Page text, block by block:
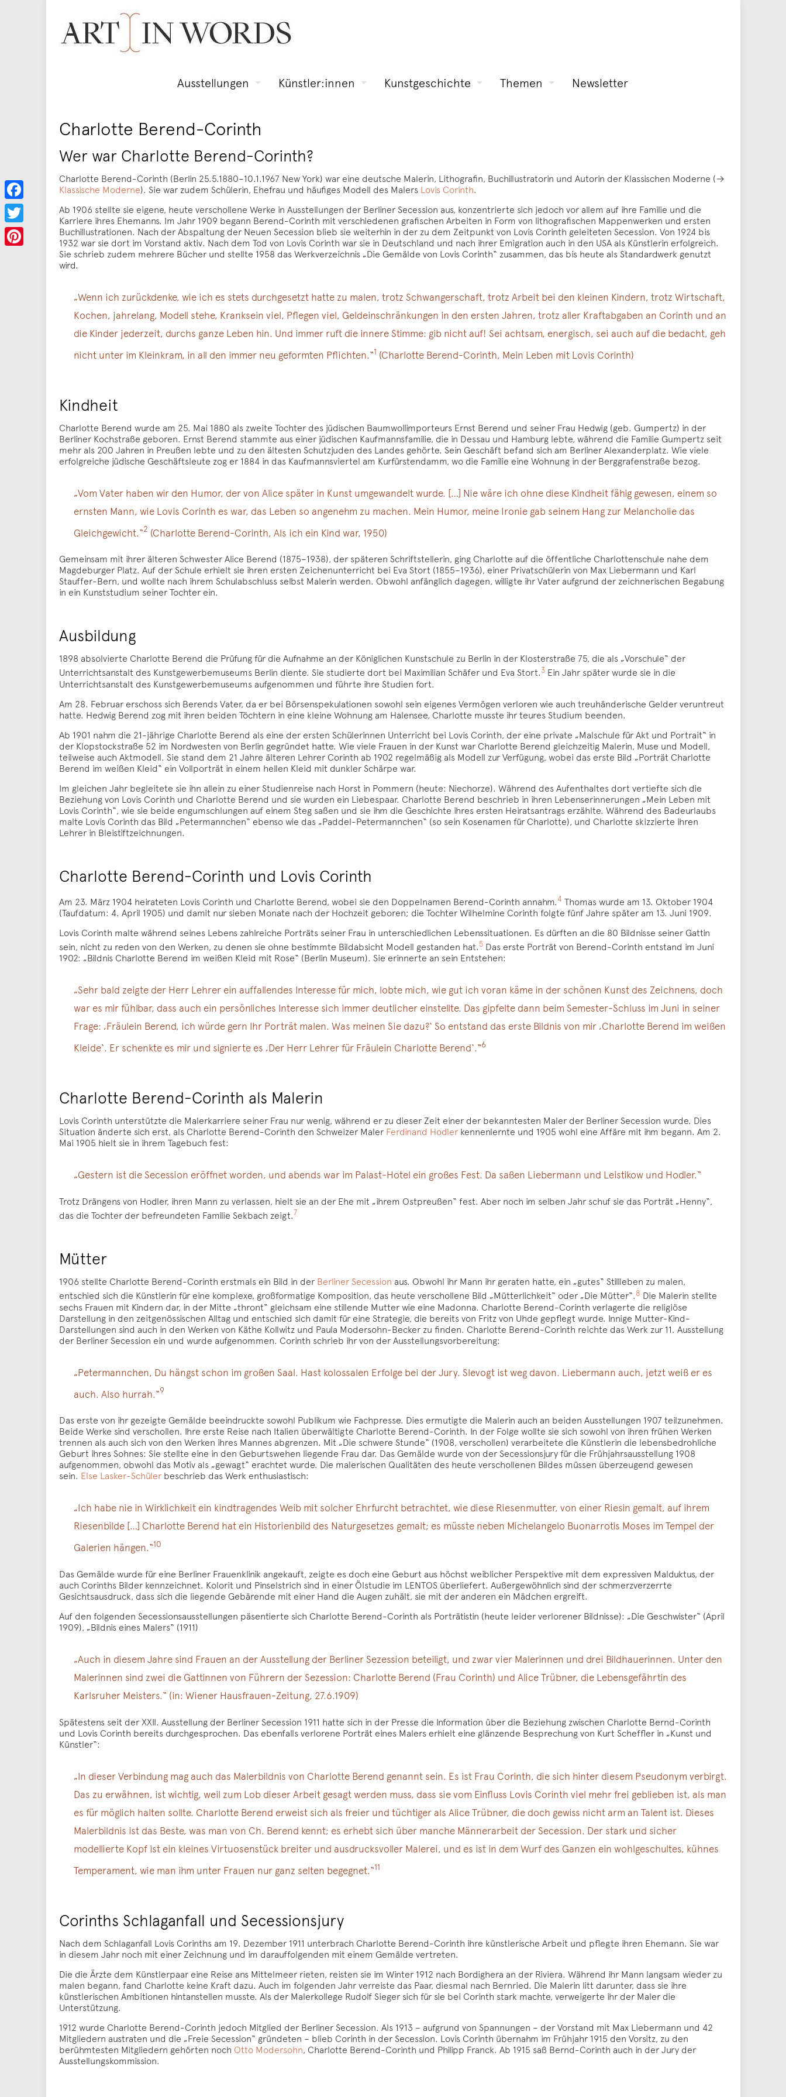
Ausstellungen Künstler:innen Kunstgeschichte Themen Newsletter
Charlotte Berend-Corinth
Wer war Charlotte Berend-Corinth?
Charlotte Berend-Corinth (Berlin 25.5.1880–10.1.1967 New York) war eine deutsche Malerin, Lithografin, Buchillustratorin und Autorin der Klassischen Moderne (→
Klassische Moderne). Sie war zudem Schülerin, Ehefrau und häufiges Modell des Malers Lovis Corinth.
Ab 1906 stellte sie eigene, heute verschollene Werke in Ausstellungen der Berliner Secession aus, konzentrierte sich jedoch vor allem auf ihre Familie und die
Karriere ihres Ehemanns. Im Jahr 1909 begann Berend-Corinth mit verschiedenen grafischen Arbeiten in Form von lithografischen Mappenwerken und ersten
Buchillustrationen. Nach der Abspaltung der Neuen Secession blieb sie weiterhin in der zu dem Zeitpunkt von Lovis Corinth geleiteten Secession. Von 1924 bis
1932 war sie dort im Vorstand aktiv. Nach dem Tod von Lovis Corinth war sie in Deutschland und nach ihrer Emigration auch in den USA als Künstlerin erfolgreich.
Sie schrieb zudem mehrere Bücher und stellte 1958 das Werkverzeichnis „Die Gemälde von Lovis Corinth“ zusammen, das bis heute als Standardwerk genutzt
wird.
„Wenn ich zurückdenke, wie ich es stets durchgesetzt hatte zu malen, trotz Schwangerschaft, trotz Arbeit bei den kleinen Kindern, trotz Wirtschaft,
Kochen, jahrelang, Modell stehe, Kranksein viel, Pflegen viel, Geldeinschränkungen in den ersten Jahren, trotz aller Kraftabgaben an Corinth und an
die Kinder jederzeit, durchs ganze Leben hin. Und immer ruft die innere Stimme: gib nicht auf! Sei achtsam, energisch, sei auch auf die bedacht, geh
nicht unter im Kleinkram, in all den immer neu geformten Pflichten.“1 (Charlotte Berend-Corinth, Mein Leben mit Lovis Corinth)
Kindheit
Charlotte Berend wurde am 25. Mai 1880 als zweite Tochter des jüdischen Baumwollimporteurs Ernst Berend und seiner Frau Hedwig (geb. Gumpertz) in der
Berliner Kochstraße geboren. Ernst Berend stammte aus einer jüdischen Kaufmannsfamilie, die in Dessau und Hamburg lebte, während die Familie Gumpertz seit
mehr als 200 Jahren in Preußen lebte und zu den ältesten Schutzjuden des Landes gehörte. Sein Geschäft befand sich am Berliner Alexanderplatz. Wie viele
erfolgreiche jüdische Geschäftsleute zog er 1884 in das Kaufmannsviertel am Kurfürstendamm, wo die Familie eine Wohnung in der Berggrafenstraße bezog.
„Vom Vater haben wir den Humor, der von Alice später in Kunst umgewandelt wurde. […] Nie wäre ich ohne diese Kindheit fähig gewesen, einem so
ernsten Mann, wie Lovis Corinth es war, das Leben so angenehm zu machen. Mein Humor, meine Ironie gab seinem Hang zur Melancholie das
Gleichgewicht.“2 (Charlotte Berend-Corinth, Als ich ein Kind war, 1950)
Gemeinsam mit ihrer älteren Schwester Alice Berend (1875–1938), der späteren Schriftstellerin, ging Charlotte auf die öffentliche Charlottenschule nahe dem
Magdeburger Platz. Auf der Schule erhielt sie ihren ersten Zeichenunterricht bei Eva Stort (1855–1936), einer Privatschülerin von Max Liebermann und Karl
Stauffer-Bern, und wollte nach ihrem Schulabschluss selbst Malerin werden. Obwohl anfänglich dagegen, willigte ihr Vater aufgrund der zeichnerischen Begabung
in ein Kunststudium seiner Tochter ein.
Ausbildung
1898 absolvierte Charlotte Berend die Prüfung für die Aufnahme an der Königlichen Kunstschule zu Berlin in der Klosterstraße 75, die als „Vorschule“ der
Unterrichtsanstalt des Kunstgewerbemuseums Berlin diente. Sie studierte dort bei Maximilian Schäfer und Eva Stort.3Ein Jahr später wurde sie in die
Unterrichtsanstalt des Kunstgewerbemuseums aufgenommen und führte ihre Studien fort.
Am 28. Februar erschoss sich Berends Vater, da er bei Börsenspekulationen sowohl sein eigenes Vermögen verloren wie auch treuhänderische Gelder veruntreut
hatte. Hedwig Berend zog mit ihren beiden Töchtern in eine kleine Wohnung am Halensee, Charlotte musste ihr teures Studium beenden.
Ab 1901 nahm die 21-jährige Charlotte Berend als eine der ersten Schülerinnen Unterricht bei Lovis Corinth, der eine private „Malschule für Akt und Portrait“ in
der Klopstockstraße 52 im Nordwesten von Berlin gegründet hatte. Wie viele Frauen in der Kunst war Charlotte Berend gleichzeitig Malerin, Muse und Modell,
teilweise auch Aktmodell. Sie stand dem 21 Jahre älteren Lehrer Corinth ab 1902 regelmäßig als Modell zur Verfügung, wobei das erste Bild „Porträt Charlotte
Berend im weißen Kleid“ ein Vollporträt in einem hellen Kleid mit dunkler Schärpe war.
Im gleichen Jahr begleitete sie ihn allein zu einer Studienreise nach Horst in Pommern (heute: Niechorze). Während des Aufenthaltes dort vertiefte sich die
Beziehung von Lovis Corinth und Charlotte Berend und sie wurden ein Liebespaar. Charlotte Berend beschrieb in ihren Lebenserinnerungen „Mein Leben mit
Lovis Corinth“, wie sie beide engumschlungen auf einem Steg saßen und sie ihm die Geschichte ihres ersten Heiratsantrags erzählte. Während des Badeurlaubs
malte Lovis Corinth das Bild „Petermannchen“ ebenso wie das „Paddel-Petermannchen“ (so sein Kosenamen für Charlotte), und Charlotte skizzierte ihren
Lehrer in Bleistiftzeichnungen.
Charlotte Berend-Corinth und Lovis Corinth
Am 23. März 1904 heirateten Lovis Corinth und Charlotte Berend, wobei sie den Doppelnamen Berend-Corinth annahm.4 Thomas wurde am 13. Oktober 1904
(Taufdatum: 4. April 1905) und damit nur sieben Monate nach der Hochzeit geboren; die Tochter Wilhelmine Corinth folgte fünf Jahre später am 13. Juni 1909.
Lovis Corinth malte während seines Lebens zahlreiche Porträts seiner Frau in unterschiedlichen Lebenssituationen. Es dürften an die 80 Bildnisse seiner Gattin
sein, nicht zu reden von den Werken, zu denen sie ohne bestimmte Bildabsicht Modell gestanden hat.5Das erste Porträt von Berend-Corinth entstand im Juni
1902: „Bildnis Charlotte Berend im weißen Kleid mit Rose“ (Berlin Museum). Sie erinnerte an sein Entstehen:
„Sehr bald zeigte der Herr Lehrer ein auffallendes Interesse für mich, lobte mich, wie gut ich voran käme in der schönen Kunst des Zeichnens, doch
war es mir fühlbar, dass auch ein persönliches Interesse sich immer deutlicher einstellte. Das gipfelte dann beim Semester-Schluss im Juni in seiner
Frage: ‚Fräulein Berend, ich würde gern Ihr Porträt malen. Was meinen Sie dazu?‘ So entstand das erste Bildnis von mir ‚Charlotte Berend im weißen
Kleide‘. Er schenkte es mir und signierte es ‚Der Herr Lehrer für Fräulein Charlotte Berend‘.“6
Charlotte Berend-Corinth als Malerin
Lovis Corinth unterstützte die Malerkarriere seiner Frau nur wenig, während er zu dieser Zeit einer der bekanntesten Maler der Berliner Secession wurde. Dies
Situation änderte sich erst, als Charlotte Berend-Corinth den Schweizer Maler Ferdinand Hodlerkennenlernte und 1905 wohl eine Affäre mit ihm begann. Am 2.
Mai 1905 hielt sie in ihrem Tagebuch fest:
„Gestern ist die Secession eröffnet worden, und abends war im Palast-Hotel ein großes Fest. Da saßen Liebermann und Leistikow und Hodler.“
Trotz Drängens von Hodler, ihren Mann zu verlassen, hielt sie an der Ehe mit „ihrem Ostpreußen“ fest. Aber noch im selben Jahr schuf sie das Porträt „Henny“,
das die Tochter der befreundeten Familie Sekbach zeigt.7
Mütter
1906 stellte Charlotte Berend-Corinth erstmals ein Bild in der Berliner Secession aus. Obwohl ihr Mann ihr geraten hatte, ein „gutes“ Stillleben zu malen,
entschied sich die Künstlerin für eine komplexe, großformatige Komposition, das heute verschollene Bild „Mütterlichkeit“ oder „Die Mütter“.8 Die Malerin stellte
sechs Frauen mit Kindern dar, in der Mitte „thront“ gleichsam eine stillende Mutter wie eine Madonna. Charlotte Berend-Corinth verlagerte die religiöse
Darstellung in den zeitgenössischen Alltag und entschied sich damit für eine Strategie, die bereits von Fritz von Uhde gepflegt wurde. Innige Mutter-Kind-
Darstellungen sind auch in den Werken von Käthe Kollwitz und Paula Modersohn-Becker zu finden. Charlotte Berend-Corinth reichte das Werk zur 11. Ausstellung
der Berliner Secession ein und wurde aufgenommen. Corinth schrieb ihr von der Ausstellungsvorbereitung:
„Petermannchen, Du hängst schon im großen Saal. Hast kolossalen Erfolge bei der Jury. Slevogt ist weg davon. Liebermann auch, jetzt weiß er es
auch. Also hurrah.“9
Das erste von ihr gezeigte Gemälde beeindruckte sowohl Publikum wie Fachpresse. Dies ermutigte die Malerin auch an beiden Ausstellungen 1907 teilzunehmen.
Beide Werke sind verschollen. Ihre erste Reise nach Italien überwältigte Charlotte Berend-Corinth. In der Folge wollte sie sich sowohl von ihren frühen Werken
trennen als auch sich von den Werken ihres Mannes abgrenzen. Mit „Die schwere Stunde“ (1908, verschollen) verarbeitete die Künstlerin die lebensbedrohliche
Geburt ihres Sohnes: Sie stellte eine in den Geburtswehen liegende Frau dar. Das Gemälde wurde von der Secessionsjury für die Frühjahrsausstellung 1908
aufgenommen, obwohl das Motiv als „gewagt“ erachtet wurde. Die malerischen Qualitäten des heute verschollenen Bildes müssen überzeugend gewesen
sein. Else Lasker-Schülerbeschrieb das Werk enthusiastisch:
„Ich habe nie in Wirklichkeit ein kindtragendes Weib mit solcher Ehrfurcht betrachtet, wie diese Riesenmutter, von einer Riesin gemalt, auf ihrem
Riesenbilde […] Charlotte Berend hat ein Historienbild des Naturgesetzes gemalt; es müsste neben Michelangelo Buonarrotis Moses im Tempel der
Galerien hängen.“10
Das Gemälde wurde für eine Berliner Frauenklinik angekauft, zeigte es doch eine Geburt aus höchst weiblicher Perspektive mit dem expressiven Malduktus, der
auch Corinths Bilder kennzeichnet. Kolorit und Pinselstrich sind in einer Ölstudie im LENTOS überliefert. Außergewöhnlich sind der schmerzverzerrte
Gesichtsausdruck, dass sich die liegende Gebärende mit einer Hand die Augen zuhält, sie mit der anderen ein Mädchen ergreift.
Auf den folgenden Secessionsausstellungen päsentierte sich Charlotte Berend-Corinth als Porträtistin (heute leider verlorener Bildnisse): „Die Geschwister“ (April
1909), „Bildnis eines Malers“ (1911)
„Auch in diesem Jahre sind Frauen an der Ausstellung der Berliner Sezession beteiligt, und zwar vier Malerinnen und drei Bildhauerinnen. Unter den
Malerinnen sind zwei die Gattinnen von Führern der Sezession: Charlotte Berend (Frau Corinth) und Alice Trübner, die Lebensgefährtin des
Karlsruher Meisters.“ (in: Wiener Hausfrauen-Zeitung, 27.6.1909)
Spätestens seit der XXII. Ausstellung der Berliner Secession 1911 hatte sich in der Presse die Information über die Beziehung zwischen Charlotte Bernd-Corinth
und Lovis Corinth bereits durchgesprochen. Das ebenfalls verlorene Porträt eines Malers erhielt eine glänzende Besprechung von Kurt Scheffler in „Kunst und
Künstler“:
„In dieser Verbindung mag auch das Malerbildnis von Charlotte Berend genannt sein. Es ist Frau Corinth, die sich hinter diesem Pseudonym verbirgt.
Das zu erwähnen, ist wichtig, weil zum Lob dieser Arbeit gesagt werden muss, dass sie vom Einfluss Lovis Corinth viel mehr frei geblieben ist, als man
es für möglich halten sollte. Charlotte Berend erweist sich als freier und tüchtiger als Alice Trübner, die doch gewiss nicht arm an Talent ist. Dieses
Malerbildnis ist das Beste, was man von Ch. Berend kennt; es erhebt sich über manche Männerarbeit der Secession. Der stark und sicher
modellierte Kopf ist ein kleines Virtuosenstück breiter und ausdrucksvoller Malerei, und es ist in dem Wurf des Ganzen ein wohlgeschultes, kühnes
Temperament, wie man ihm unter Frauen nur ganz selten begegnet.“11
Corinths Schlaganfall und Secessionsjury
Nach dem Schlaganfall Lovis Corinths am 19. Dezember 1911 unterbrach Charlotte Berend-Corinth ihre künstlerische Arbeit und pflegte ihren Ehemann. Sie war
in diesem Jahr noch mit einer Zeichnung und im darauffolgenden mit einem Gemälde vertreten.
Die die Ärzte dem Künstlerpaar eine Reise ans Mittelmeer rieten, reisten sie im Winter 1912 nach Bordighera an der Riviera. Während ihr Mann langsam wieder zu
malen begann, fand Charlotte keine Kraft dazu. Auch im folgenden Jahr verreiste das Paar, diesmal nach Bernried. Die Malerin litt darunter, dass sie ihre
künstlerischen Ambitionen hintanstellen musste. Als der Malerkollege Rudolf Sieger sich für sie bei Corinth stark machte, verweigerte ihr der Maler die
Unterstützung.
1912 wurde Charlotte Berend-Corinth jedoch Mitglied der Berliner Secession. Als 1913 – aufgrund von Spannungen – der Vorstand mit Max Liebermann und 42
Mitgliedern austraten und die „Freie Secession“ gründeten – blieb Corinth in der Secession. Lovis Corinth übernahm im Frühjahr 1915 den Vorsitz, zu den
berühmtesten Mitgliedern gehörten noch Otto Modersohn, Charlotte Berend-Corinth und Philipp Franck. Ab 1915 saß Bernd-Corinth auch in der Jury der
Ausstellungskommission.
Facebook
Twitter